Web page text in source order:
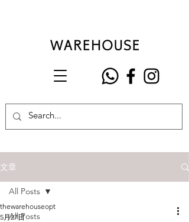
文章
All Posts
All Posts
thewarehouseopt
5月27日